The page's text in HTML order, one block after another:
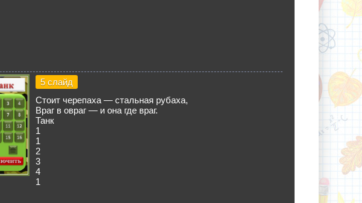
5 слайд
Стоит черепаха — стальная рубаха,
Враг в овраг — и она где враг.
Танк
1
1
2
3
4
1